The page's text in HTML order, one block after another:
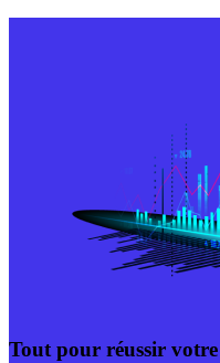
Tout pour réussir